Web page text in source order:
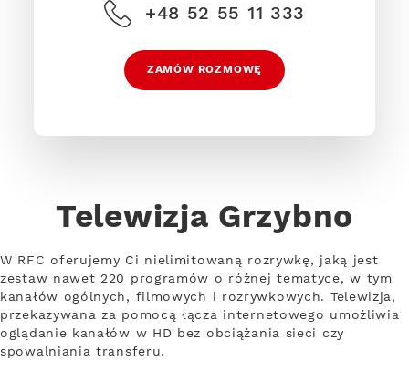
+48 52 55 11 333
ZAMÓW ROZMOWĘ
Telewizja Grzybno
W RFC oferujemy Ci nielimitowaną rozrywkę, jaką jest
zestaw nawet 220 programów o różnej tematyce, w tym
kanałów ogólnych, filmowych i rozrywkowych. Telewizja,
przekazywana za pomocą łącza internetowego umożliwia
oglądanie kanałów w HD bez obciążania sieci czy
spowalniania transferu.